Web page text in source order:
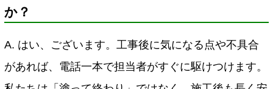
か？
A. はい、ございます。 工事後に気になる点や不具合
があれば、電話一本で担当者がすぐに駆けつけます。